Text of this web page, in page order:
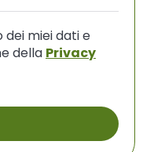
miei dati e
della Privacy